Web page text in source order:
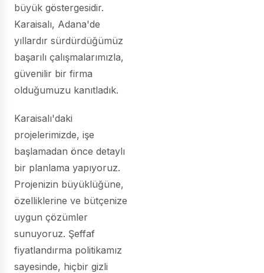
büyük göstergesidir.
Karaisalı, Adana'de
yıllardır sürdürdüğümüz
başarılı çalışmalarımızla,
güvenilir bir firma
olduğumuzu kanıtladık.
Karaisalı'daki
projelerimizde, işe
başlamadan önce detaylı
bir planlama yapıyoruz.
Projenizin büyüklüğüne,
özelliklerine ve bütçenize
uygun çözümler
sunuyoruz. Şeffaf
fiyatlandırma politikamız
sayesinde, hiçbir gizli